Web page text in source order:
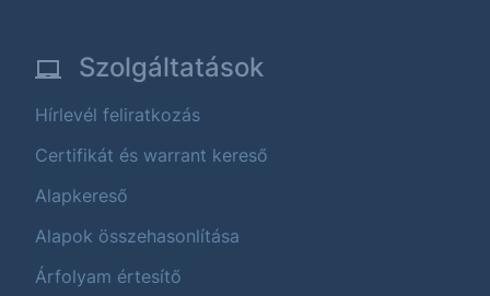
Szolgáltatások
Hírlevél feliratkozás
Certifikát és warrant kereső
Alapkereső
Alapok összehasonlítása
Árfolyam értesítő